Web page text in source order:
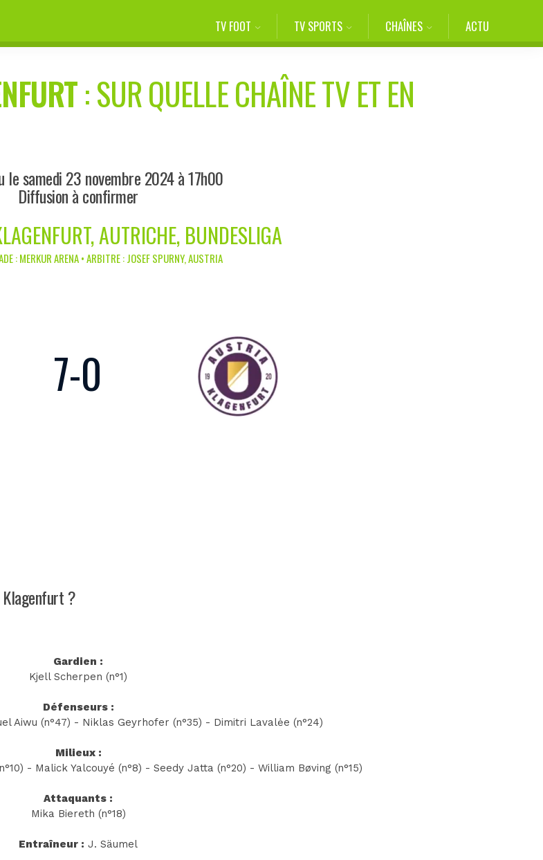
TV FOOT TV SPORTS CHAÎNES ACTU
: SUR QUELLE CHAÎNE TV ET EN
le samedi 23 novembre 2024 à 17h00
Diffusion à confirmer
AUTRICHE, BUNDESLIGA
: MERKUR ARENA • ARBITRE : JOSEF SPURNY, AUSTRIA
7-0
?
Gardien :
Kjell Scherpen (n°1)
Défenseurs :
Aiwu (n°47) - Niklas Geyrhofer (n°35) - Dimitri Lavalėe (n°24)
Milieux :
- Malick Yalcouyé (n°8) - Seedy Jatta (n°20) - William Bøving (n°15)
Attaquants :
Mika Biereth (n°18)
Entraîneur : J. Säumel